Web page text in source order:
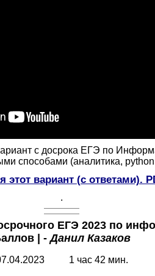
с досрока ЕГЭ по
способами (аналитика,
этот вариант (с ответами).
.
ЕГЭ 2023 по
| -Данил Казаков
1 час 42 мин.